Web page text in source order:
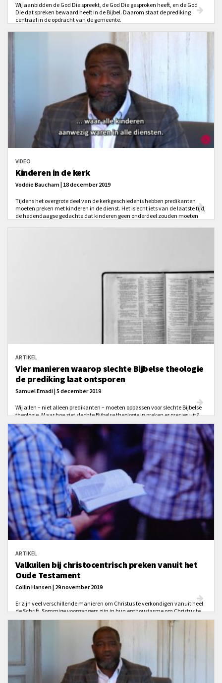
Wij aanbidden de God Die spreekt, de God Die gesproken heeft, en de God
Die dat spreken bewaard heeft in de Bijbel. Daarom staat de prediking
centraal in de opdracht van de gemeente.
VIDEO
Kinderen in de kerk
Voddie Baucham | 18 december 2019
Tijdens het overgrote deel van de kerkgeschiedenis hebben predikanten
moeten preken met kinderen in de dienst. Het is echt iets van de laatste tijd,
de hedendaagse gedachte dat kinderen geen onderdeel zouden moeten
ARTIKEL
Vier manieren waarop slechte Bijbelse theologie
de prediking laat ontsporen
Samuel Emadi | 5 december 2019
Wij allen – niet alleen predikanten – moeten oppassen voor slechte Bijbelse
theologie. Maar hoe ziet slechte Bijbelse theologie in preken er precies uit?
ARTIKEL
Valkuilen bij christocentrisch preken vanuit het
Oude Testament
Collin Hansen | 29 november 2019
Er zijn veel verschillende manieren om Christus te verkondigen vanuit heel
de Schrift. Sommige voorgangers zijn in hun enthousiasme om Christus te
exegetische principes te vergeten. Welke adviezen hebben Keller, Carson en